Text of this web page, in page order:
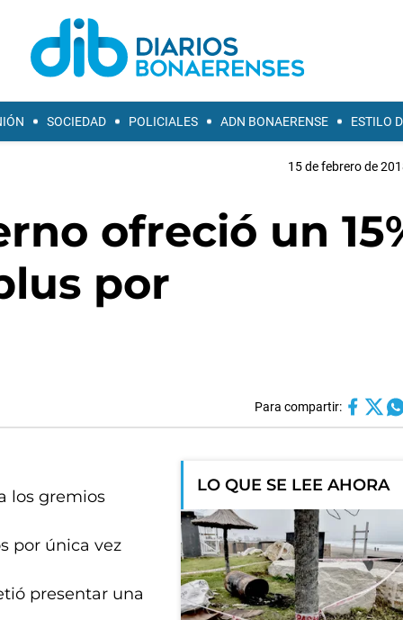
SOCIEDAD POLICIALES ADN BONAERENSE ESTILO
15 de febrero de
ofreció un
por
Para compartir:
los gremios
por única vez
presentar una
LO QUE SE LEE AHORA